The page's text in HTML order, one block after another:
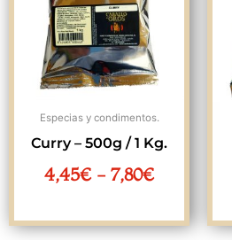
Especias y condimentos.
Curry – 500g / 1 Kg.
4,45€ - 7,80€
hasta
7,80€